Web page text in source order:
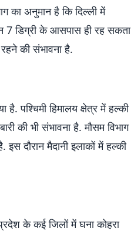
का अनुमान है कि दिल्ली में
7 डिग्री के आसपास ही रह सकता
की संभावना है.
है. पश्चिमी हिमालय क्षेत्र में हल्की
की भी संभावना है. मौसम विभाग
दौरान मैदानी इलाकों में हल्की
के कई जिलों में घना कोहरा